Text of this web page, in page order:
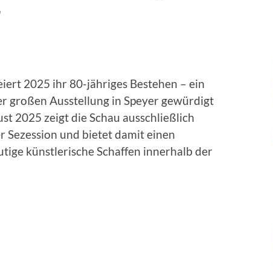
2025 ihr 80-jähriges Bestehen – ein
großen Ausstellung in Speyer gewürdigt
2025 zeigt die Schau ausschließlich
und bietet damit einen
künstlerische Schaffen innerhalb der